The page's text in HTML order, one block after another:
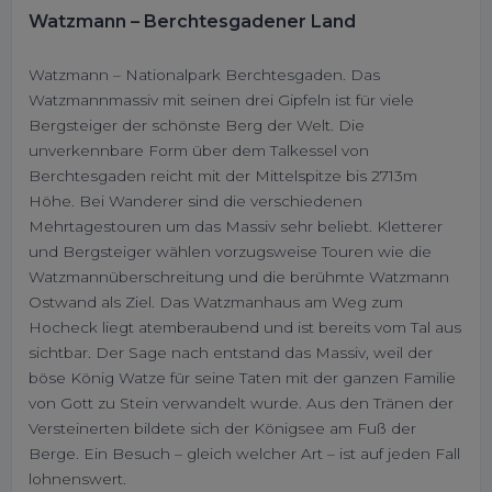
Watzmann – Berchtesgadener Land
Watzmann – Nationalpark Berchtesgaden. Das
Watzmannmassiv mit seinen drei Gipfeln ist für viele
Bergsteiger der schönste Berg der Welt. Die
unverkennbare Form über dem Talkessel von
Berchtesgaden reicht mit der Mittelspitze bis 2713m
Höhe. Bei Wanderer sind die verschiedenen
Mehrtagestouren um das Massiv sehr beliebt. Kletterer
und Bergsteiger wählen vorzugsweise Touren wie die
Watzmannüberschreitung und die berühmte Watzmann
Ostwand als Ziel. Das Watzmanhaus am Weg zum
Hocheck liegt atemberaubend und ist bereits vom Tal aus
sichtbar. Der Sage nach entstand das Massiv, weil der
böse König Watze für seine Taten mit der ganzen Familie
von Gott zu Stein verwandelt wurde. Aus den Tränen der
Versteinerten bildete sich der Königsee am Fuß der
Berge. Ein Besuch – gleich welcher Art – ist auf jeden Fall
lohnenswert.